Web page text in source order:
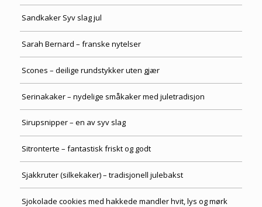
Sandkaker Syv slag jul
Sarah Bernard – franske nytelser
Scones – deilige rundstykker uten gjær
Serinakaker – nydelige småkaker med juletradisjon
Sirupsnipper – en av syv slag
Sitronterte – fantastisk friskt og godt
Sjakkruter (silkekaker) – tradisjonell julebakst
Sjokolade cookies med hakkede mandler hvit, lys og mørk